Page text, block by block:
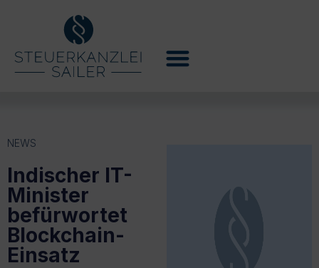
NEWS
Indischer IT-
Minister
befürwortet
Blockchain-
Einsatz